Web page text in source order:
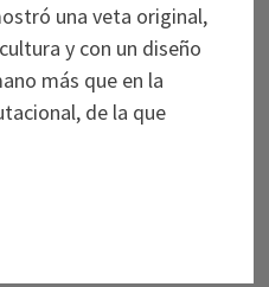
una veta original,
y con un diseño
más que en la
de la que